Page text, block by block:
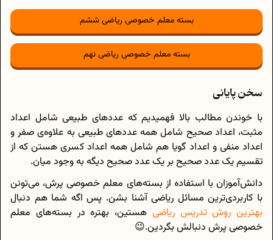
بسته معلم خصوصی ریاضی ششم
بسته معلم خصوصی ریاضی نهم
سخن پایانی
با خوندن مطالب بالا فهمیدیم که عددهای طبیعی شامل اعداد
مثبت، اعداد صحیح شامل همه عددهای طبیعی به علاوه‌ی صفر و
اعداد منفی و اعداد گویا هم شامل همه اعداد کسری هستن که از
تقسیم یک عدد صحیح بر یک عدد صحیح دیگه به وجود میان.
دانش‌آموزان با استفاده از بسته‌های معلم خصوصی پرش، می‌تونن
با کاربردی‌ترین مسائل ریاضی آشنا بشن. پس اگه شما هم دنبال
بهترین روش تدریس ریاضی هستین، بهتره در بسته‌های معلم
خصوصی پرش دنبالش بگردین.😉